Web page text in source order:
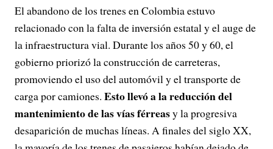
El abandono de los trenes en Colombia estuvo
relacionado con la falta de inversión estatal y el auge de
la infraestructura vial. Durante los años 50 y 60, el
gobierno priorizó la construcción de carreteras,
promoviendo el uso del automóvil y el transporte de
carga por camiones. Esto llevó a la reducción del
mantenimiento de las vías férreasy la progresiva
desaparición de muchas líneas. A finales del siglo XX,